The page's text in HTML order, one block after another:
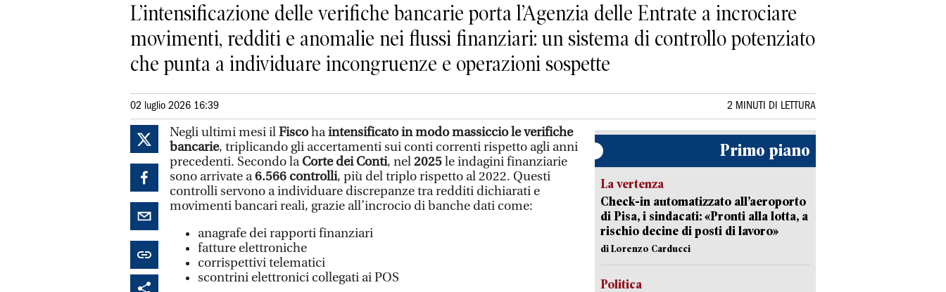
L’intensificazione delle verifiche bancarie porta l’Agenzia delle Entrate a incrociare
movimenti, redditi e anomalie nei flussi finanziari: un sistema di controllo potenziato
che punta a individuare incongruenze e operazioni sospette
02 luglio 2026 16:39 2 MINUTI DI LETTURA
Negli ultimi mesi ilFiscohaintensificato in modo massiccio le verifiche
bancarie, triplicando gli accertamenti sui conti correnti rispetto agli anni
precedenti. Secondo laCorte dei Conti, nel2025le indagini finanziarie
sono arrivate a6.566 controlli, più del triplo rispetto al 2022. Questi
controlli servono a individuare discrepanze tra redditi dichiarati e
movimenti bancari reali, grazie all’incrocio di banche dati come:
anagrafe dei rapporti finanziari
fatture elettroniche
corrispettivi telematici
scontrini elettronici collegati ai POS
Primo piano
La vertenza
Check-in automatizzato all’aeroporto
di Pisa, i sindacati: «Pronti alla lotta, a
rischio decine di posti di lavoro»
di Lorenzo Carducci
Politica